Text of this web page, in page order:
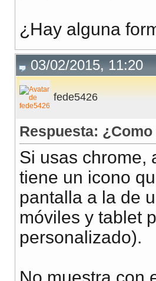
¿Hay alguna
03/02/2015, 11:20
fede5426
Respuesta:
Si usas chrome,
tiene un icono
pantalla a la de
móviles y tablet
personalizado).